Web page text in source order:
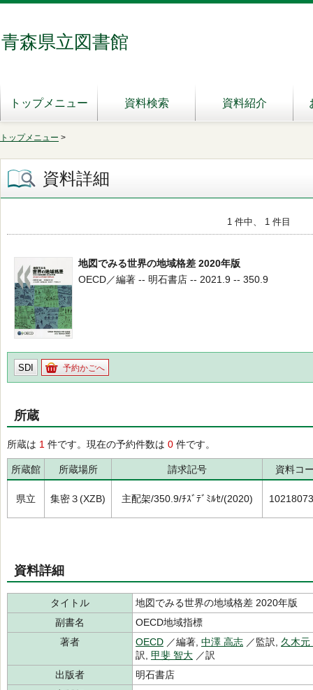
青森県立図書館
トップメニュー 資料検索 資料紹介
トップメニュー >
資料詳細
1 件中、 1 件目
地図でみる世界の地域格差 2020年版
OECD／編著 -- 明石書店 -- 2021.9 -- 350.9
SDI 予約かごへ
所蔵
所蔵は 1 件です。現在の予約件数は 0 件です。
所蔵館 所蔵場所 請求記号 資料コ
県立 集密３(XZB) 主配架/350.9/ﾁｽﾞﾃﾞﾐﾙｾ/(2020)
資料詳細
タイトル
地図でみる世界の地域格差 2020年版
副書名
OECD地域指標
著者
OECD ／編著, 中澤 高志 ／監訳, 久木元
訳, 甲斐 智大 ／訳
出版者
明石書店